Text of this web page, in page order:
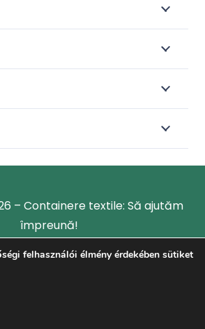
– Containere textile: Să ajutăm
împreună!
felhasználói élmény érdekében sütiket